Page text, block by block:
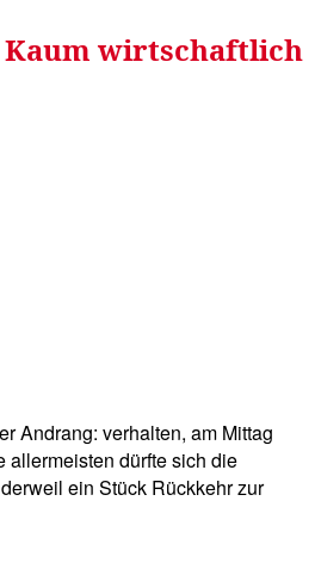
Kaum wirtschaftlich
Andrang: verhalten, am Mittag
allermeisten dürfte sich die
ein Stück Rückkehr zur